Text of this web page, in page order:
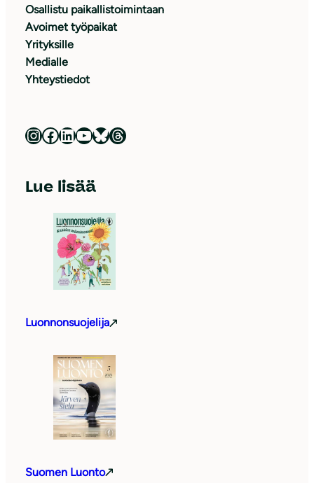
Osallistu paikallistoimintaan
Avoimet työpaikat
Yrityksille
Medialle
Yhteystiedot
Luonnonsuojeluliitto Instagramissa Luonnonsuojeluliitto Facebookissa Luonnonsuojeluliitto LinkedInissä Luonnonsuojeluliiton YouTube-kanava Luonnonsuojeluliitto Blueskyssa Luonnonsuojeluliitto Threadsissa
Lue lisää
Luonnonsuojelija
Suomen Luonto